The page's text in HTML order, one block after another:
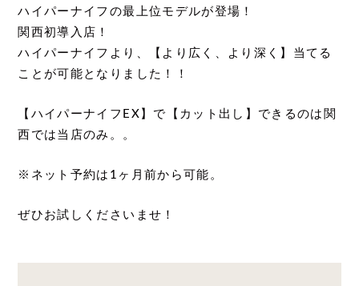
ハイパーナイフの最上位モデルが登場！
関西初導入店！
ハイパーナイフより、【より広く、より深く】当てる
ことが可能となりました！！
【ハイパーナイフEX】で【カット出し】できるのは関
西では当店のみ。。
※ネット予約は1ヶ月前から可能。
ぜひお試しくださいませ！